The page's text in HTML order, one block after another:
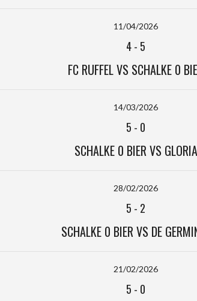
11/04/2026
4- 5
FC RUFFEL VS SCHALKE 0
14/03/2026
5 - 0
SCHALKE 0 BIER VS GLORIA
28/02/2026
5 - 2
SCHALKE 0 BIER VS DE
21/02/2026
5 - 0